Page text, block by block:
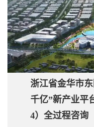
浙江省金华市
千亿”新产业平
4）全过程咨询